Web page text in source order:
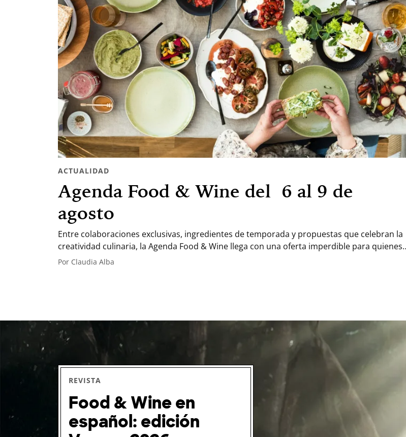
ACTUALIDAD
Agenda Food & Wine del 6 al 9 de
agosto
Entre colaboraciones exclusivas, ingredientes de temporada y propuestas que celebran la
creatividad culinaria, la Agenda Food & Wine llega con una oferta imperdible para quienes
disfrutan descubrir nuevos sabores alrededor de la mesa.
Por Claudia Alba
REVISTA
Food & Wine en
español: edición